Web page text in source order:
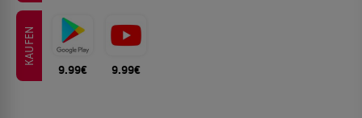
KAUFEN
9.99€ 9.99€